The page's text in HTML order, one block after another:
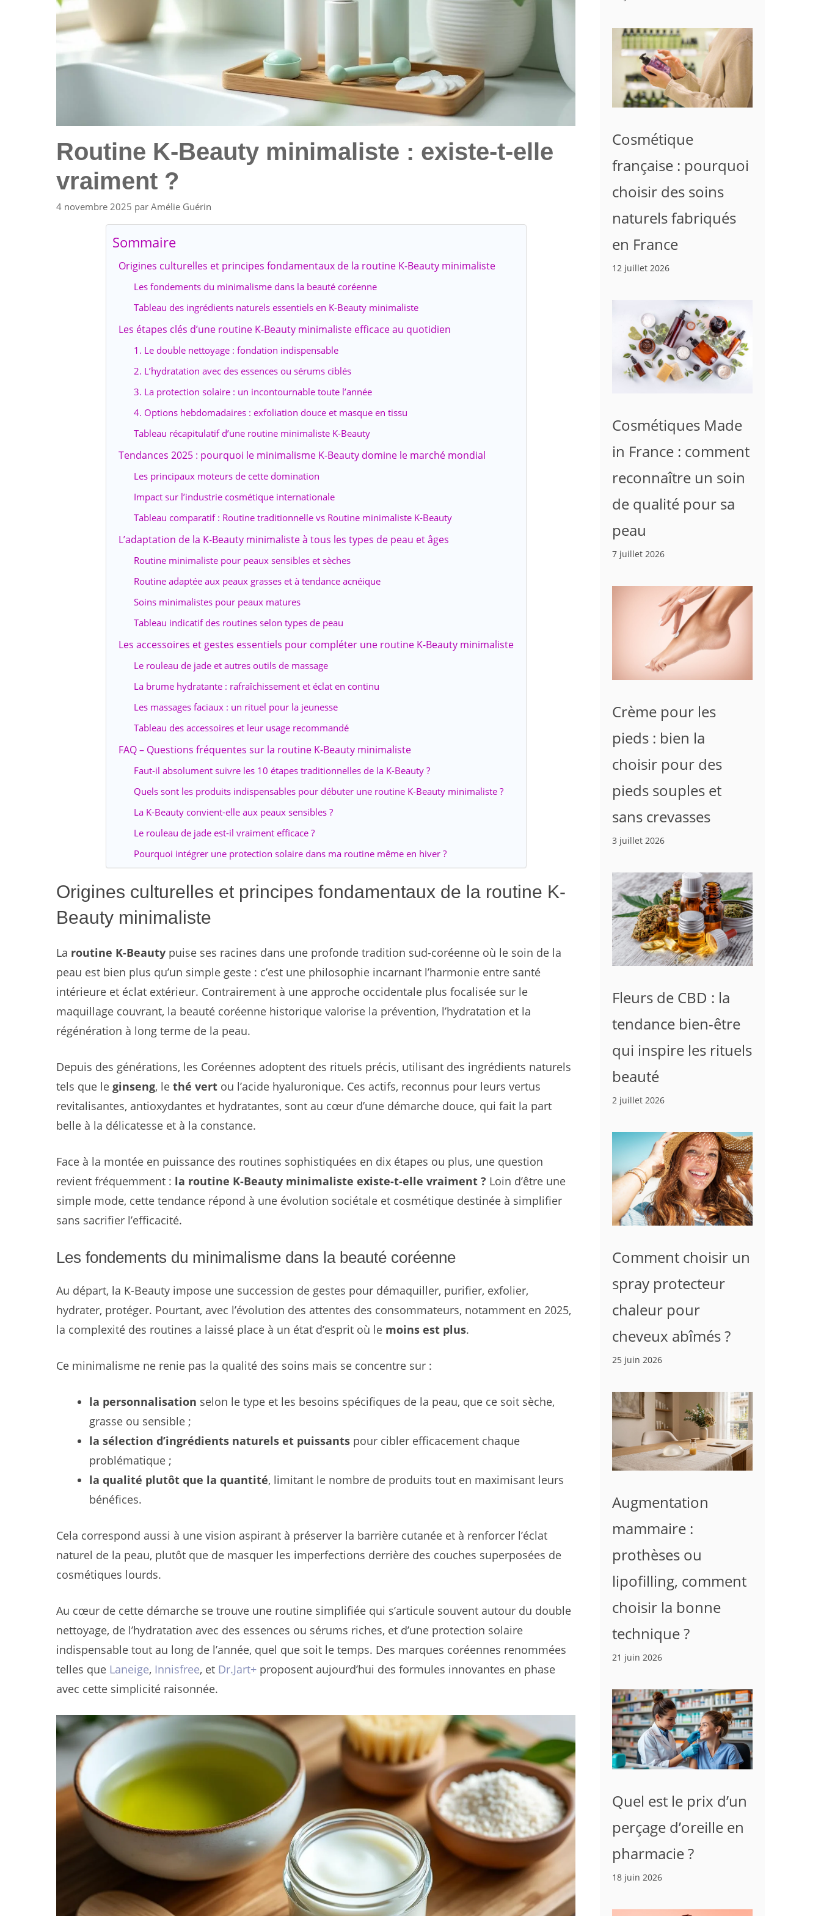
Routine K-Beauty minimaliste : existe-t-elle
vraiment ?
4 novembre 2025 par Amélie Guérin
Sommaire
Origines culturelles et principes fondamentaux de la routine K-Beauty minimaliste
Les fondements du minimalisme dans la beauté coréenne
Tableau des ingrédients naturels essentiels en K-Beauty minimaliste
Les étapes clés d’une routine K-Beauty minimaliste efficace au quotidien
1. Le double nettoyage : fondation indispensable
2. L’hydratation avec des essences ou sérums ciblés
3. La protection solaire : un incontournable toute l’année
4. Options hebdomadaires : exfoliation douce et masque en tissu
Tableau récapitulatif d’une routine minimaliste K-Beauty
Tendances 2025 : pourquoi le minimalisme K-Beauty domine le marché mondial
Les principaux moteurs de cette domination
Impact sur l’industrie cosmétique internationale
Tableau comparatif : Routine traditionnelle vs Routine minimaliste K-Beauty
L’adaptation de la K-Beauty minimaliste à tous les types de peau et âges
Routine minimaliste pour peaux sensibles et sèches
Routine adaptée aux peaux grasses et à tendance acnéique
Soins minimalistes pour peaux matures
Tableau indicatif des routines selon types de peau
Les accessoires et gestes essentiels pour compléter une routine K-Beauty minimaliste
Le rouleau de jade et autres outils de massage
La brume hydratante : rafraîchissement et éclat en continu
Les massages faciaux : un rituel pour la jeunesse
Tableau des accessoires et leur usage recommandé
FAQ – Questions fréquentes sur la routine K-Beauty minimaliste
Faut-il absolument suivre les 10 étapes traditionnelles de la K-Beauty ?
Quels sont les produits indispensables pour débuter une routine K-Beauty minimaliste ?
La K-Beauty convient-elle aux peaux sensibles ?
Le rouleau de jade est-il vraiment efficace ?
Pourquoi intégrer une protection solaire dans ma routine même en hiver ?
Origines culturelles et principes fondamentaux de la routine K-
Beauty minimaliste
La routine K-Beauty puise ses racines dans une profonde tradition sud-coréenne où le soin de la
peau est bien plus qu’un simple geste : c’est une philosophie incarnant l’harmonie entre santé
intérieure et éclat extérieur. Contrairement à une approche occidentale plus focalisée sur le
maquillage couvrant, la beauté coréenne historique valorise la prévention, l’hydratation et la
régénération à long terme de la peau.
Depuis des générations, les Coréennes adoptent des rituels précis, utilisant des ingrédients naturels
tels que le ginseng, le thé vert ou l’acide hyaluronique. Ces actifs, reconnus pour leurs vertus
revitalisantes, antioxydantes et hydratantes, sont au cœur d’une démarche douce, qui fait la part
belle à la délicatesse et à la constance.
Face à la montée en puissance des routines sophistiquées en dix étapes ou plus, une question
revient fréquemment : la routine K-Beauty minimaliste existe-t-elle vraiment ? Loin d’être une
simple mode, cette tendance répond à une évolution sociétale et cosmétique destinée à simplifier
sans sacrifier l’efficacité.
Les fondements du minimalisme dans la beauté coréenne
Au départ, la K-Beauty impose une succession de gestes pour démaquiller, purifier, exfolier,
hydrater, protéger. Pourtant, avec l’évolution des attentes des consommateurs, notamment en 2025,
la complexité des routines a laissé place à un état d’esprit où le moins est plus.
Ce minimalisme ne renie pas la qualité des soins mais se concentre sur :
la personnalisation selon le type et les besoins spécifiques de la peau, que ce soit sèche,
grasse ou sensible ;
la sélection d’ingrédients naturels et puissants pour cibler efficacement chaque
problématique ;
la qualité plutôt que la quantité, limitant le nombre de produits tout en maximisant leurs
bénéfices.
Cela correspond aussi à une vision aspirant à préserver la barrière cutanée et à renforcer l’éclat
naturel de la peau, plutôt que de masquer les imperfections derrière des couches superposées de
cosmétiques lourds.
Au cœur de cette démarche se trouve une routine simplifiée qui s’articule souvent autour du double
nettoyage, de l’hydratation avec des essences ou sérums riches, et d’une protection solaire
indispensable tout au long de l’année, quel que soit le temps. Des marques coréennes renommées
telles que Laneige, Innisfree, et Dr.Jart+ proposent aujourd’hui des formules innovantes en phase
avec cette simplicité raisonnée.
Cosmétique
française : pourquoi
choisir des soins
naturels fabriqués
en France
12 juillet 2026
Cosmétiques Made
in France : comment
reconnaître un soin
de qualité pour sa
peau
7 juillet 2026
Crème pour les
pieds : bien la
choisir pour des
pieds souples et
sans crevasses
3 juillet 2026
Fleurs de CBD : la
tendance bien-être
qui inspire les rituels
beauté
2 juillet 2026
Comment choisir un
spray protecteur
chaleur pour
cheveux abîmés ?
25 juin 2026
Augmentation
mammaire :
prothèses ou
lipofilling, comment
choisir la bonne
technique ?
21 juin 2026
Quel est le prix d’un
perçage d’oreille en
pharmacie ?
18 juin 2026